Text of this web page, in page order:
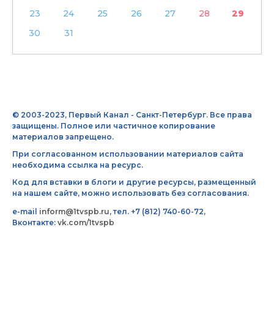
23
24 25 26 27 28
29
30
31
© 2003-2023, Первый Канал - Санкт-Петербург. Все права
защищены. Полное или частичное копирование
материалов запрещено.
При согласованном использовании материалов сайта
необходима ссылка на ресурс.
Код для вставки в блоги и другие ресурсы, размещенный
на нашем сайте, можно использовать без согласования.
e-mail inform@1tvspb.ru, тел. +7 (812) 740-60-72,
Вконтакте: vk.com/1tvspb